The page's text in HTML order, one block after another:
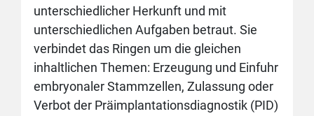
unterschiedlicher Herkunft und mit
unterschiedlichen Aufgaben betraut. Sie
verbindet das Ringen um die gleichen
inhaltlichen Themen: Erzeugung und Einfuhr
embryonaler Stammzellen, Zulassung oder
Verbot der Präimplantationsdiagnostik (PID)